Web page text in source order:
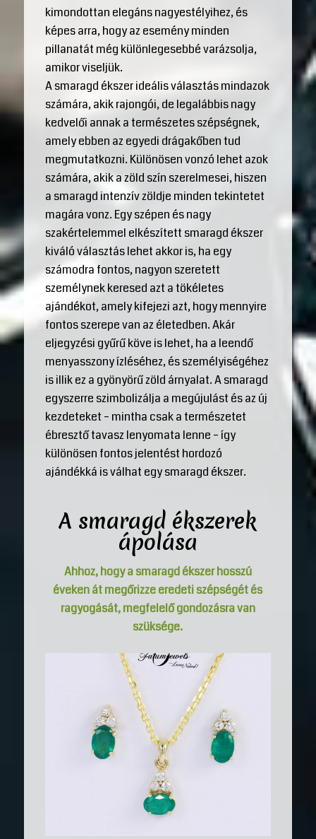
kimondottan elegáns nagyestélyihez, és
képes arra, hogy az esemény minden
pillanatát még különlegesebbé varázsolja,
amikor viseljük.
A smaragd ékszer ideális választás mindazok
számára, akik rajongói, de legalábbis nagy
kedvelői annak a természetes szépségnek,
amely ebben az egyedi drágakőben tud
megmutatkozni. Különösen vonzó lehet azok
számára, akik a zöld szín szerelmesei, hiszen
a smaragd intenzív zöldje minden tekintetet
magára vonz. Egy szépen és nagy
szakértelemmel elkészített smaragd ékszer
kiváló választás lehet akkor is, ha egy
számodra fontos, nagyon szeretett
személynek keresed azt a tökéletes
ajándékot, amely kifejezi azt, hogy mennyire
fontos szerepe van az életedben. Akár
eljegyzési gyűrű köve is lehet, ha a leendő
menyasszony ízléséhez, és személyiségéhez
is illik ez a gyönyörű zöld árnyalat. A smaragd
egyszerre szimbolizálja a megújulást és az új
kezdeteket – mintha csak a természetet
ébresztő tavasz lenyomata lenne – így
különösen fontos jelentést hordozó
ajándékká is válhat egy smaragd ékszer.
A smaragd ékszerek
ápolása
Ahhoz, hogy a smaragd ékszer hosszú
éveken át megőrizze eredeti szépségét és
ragyogását, megfelelő gondozásra van
szüksége.